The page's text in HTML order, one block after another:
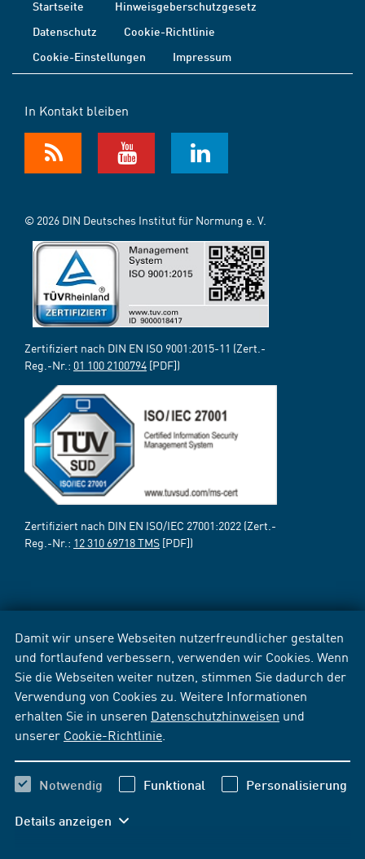
Damit wir unsere Webseiten nutzerfreundlicher gestalten
und fortlaufend verbessern, verwenden wir Cookies. Wenn
Sie die Webseiten weiter nutzen, stimmen Sie dadurch der
Verwendung von Cookies zu. Weitere Informationen
erhalten Sie in unseren Datenschutzhinweisen und
unserer Cookie-Richtlinie
Notwendig Funktional Personalisierung
Details anzeigen
Startseite
Hinweisgeberschutzgesetz
Datenschutz
Cookie-Richtlinie
Cookie-Einstellungen
Impressum
In Kontakt bleiben
© 2026 DIN Deutsches Institut für Normung e. V.
Zertifiziert nach DIN EN ISO 9001:2015-11 (Zert.-
Reg.-Nr.: 01 100 2100794 [PDF])
Zertifiziert nach DIN EN ISO/IEC 27001:2022 (Zert.-
Reg.-Nr.: 12 310 69718 TMS [PDF])